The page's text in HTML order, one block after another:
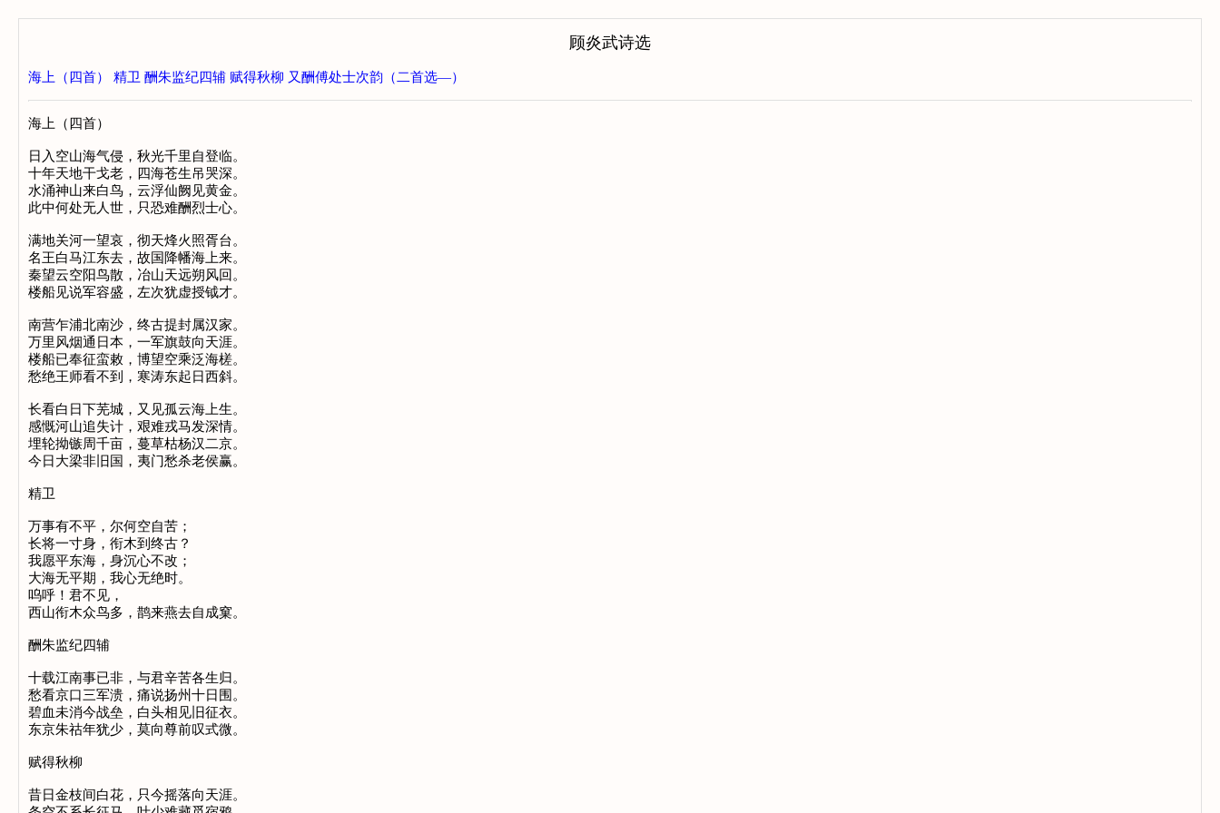
顾炎武诗选
海上（四首） 精卫 酬朱监纪四辅 赋得秋柳 又酬傅处士次韵（二首选—）
海上（四首）
日入空山海气侵，秋光千里自登临。
十年天地干戈老，四海苍生吊哭深。
水涌神山来白鸟，云浮仙阙见黄金。
此中何处无人世，只恐难酬烈士心。
满地关河一望哀，彻天烽火照胥台。
名王白马江东去，故国降幡海上来。
秦望云空阳鸟散，冶山天远朔风回。
楼船见说军容盛，左次犹虚授钺才。
南营乍浦北南沙，终古提封属汉家。
万里风烟通日本，一军旗鼓向天涯。
楼船已奉征蛮敕，博望空乘泛海槎。
愁绝王师看不到，寒涛东起日西斜。
长看白日下芜城，又见孤云海上生。
感慨河山追失计，艰难戎马发深情。
埋轮拗镞周千亩，蔓草枯杨汉二京。
今日大梁非旧国，夷门愁杀老侯赢。
精卫
万事有不平，尔何空自苦；
长将一寸身，衔木到终古？
我愿平东海，身沉心不改；
大海无平期，我心无绝时。
呜呼！君不见，
西山衔木众鸟多，鹊来燕去自成窠。
酬朱监纪四辅
十载江南事已非，与君辛苦各生归。
愁看京口三军溃，痛说扬州十日围。
碧血未消今战垒，白头相见旧征衣。
东京朱祜年犹少，莫向尊前叹式微。
赋得秋柳
昔日金枝间白花，只今摇落向天涯。